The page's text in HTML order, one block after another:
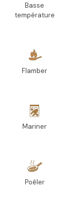
Basse
température
Flamber
Mariner
Poêler